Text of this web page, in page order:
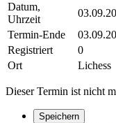
Datum,
Uhrzeit
Termin-Ende
Registriert
0
Ort
Lichess
Dieser Termin ist nicht
Speichern